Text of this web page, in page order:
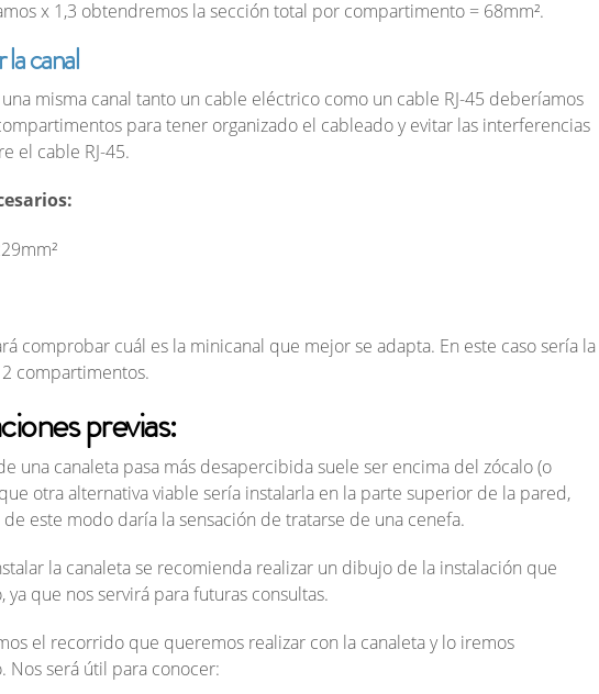
x 1,3 obtendremos la sección total por compartimento = 68mm².
canal
misma canal tanto un cable eléctrico como un cable RJ-45 deberíamos
para tener organizado el cableado y evitar las interferencias
el cable RJ-45.
comprobar cuál es la minicanal que mejor se adapta. En este caso sería la
compartimentos.
previas:
una canaleta pasa más desapercibida suele ser encima del zócalo (o
otra alternativa viable sería instalarla en la parte superior de la pared,
este modo daría la sensación de tratarse de una cenefa.
la canaleta se recomienda realizar un dibujo de la instalación que
ya que nos servirá para futuras consultas.
el recorrido que queremos realizar con la canaleta y lo iremos
será útil para conocer: